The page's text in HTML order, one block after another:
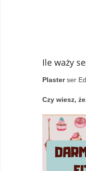
Ile waży
Plasterser
Czy wiesz,